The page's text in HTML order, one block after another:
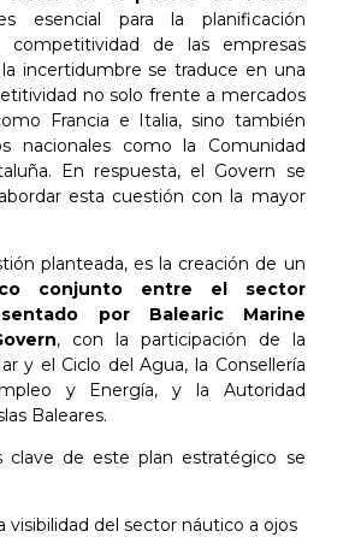
esencial para la planificación
de las empresas
incertidumbre se traduce en una
no solo frente a mercados
Francia e Italia, sino también
nacionales como la Comunidad
En respuesta, el Govern se
esta cuestión con la mayor
planteada, es la creación de un
conjunto entre el sector
por Balearic Marine
, con la participación de la
y el Ciclo del Agua, la Consellería
y Energía, y la Autoridad
Baleares.
clave de este plan estratégico se
visibilidad del sector náutico a ojos